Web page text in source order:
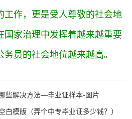
工作，更是受人尊敬的社会地
国家治理中发挥着越来越重要
员的社会地位越来越高。
些解决方法—毕业证样本-图片
白模版（弄个中专毕业证多少钱？）